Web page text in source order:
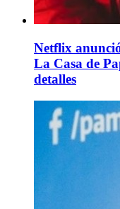
Netflix
La Casa de
detalles